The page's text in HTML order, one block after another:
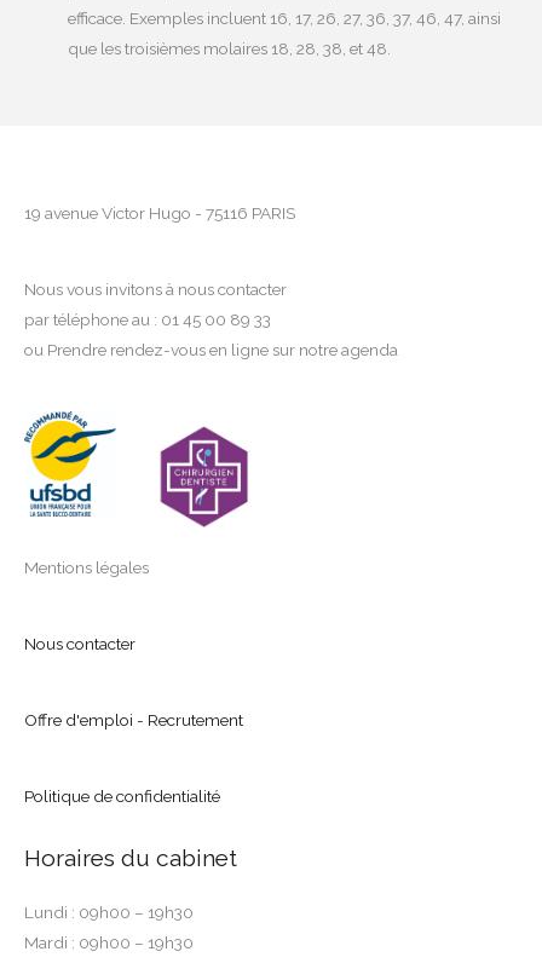
efficace. Exemples incluent 16, 17, 26, 27, 36, 37, 46, 47, ainsi
que les troisièmes molaires 18, 28, 38, et 48.
19 avenue Victor Hugo - 75116 PARIS
Nous vous invitons à nous contacter
par téléphone au : 01 45 00 89 33
ou Prendre rendez-vous en ligne sur notre agenda
Mentions légales
Nous contacter
Offre d'emploi - Recrutement
Politique de confidentialité
Horaires du cabinet
Lundi : 09h00 – 19h30
Mardi : 09h00 – 19h30